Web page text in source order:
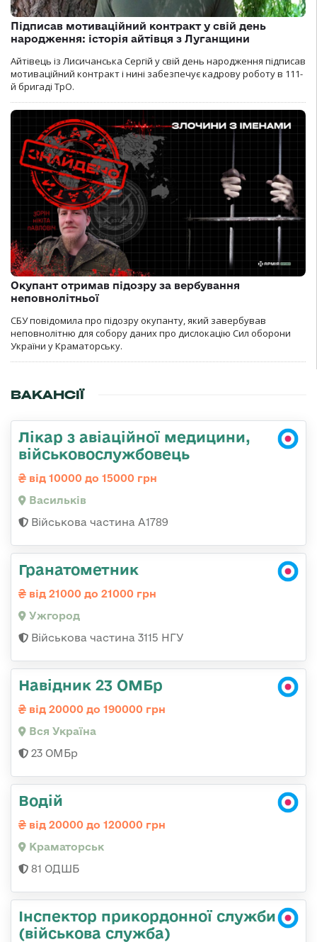
Підписав мотиваційний контракт у свій день
народження: історія айтівця з Луганщини
Айтівець із Лисичанська Сергій у свій день народження підписав
мотиваційний контракт і нині забезпечує кадрову роботу в 111-
й бригаді ТрО.
Окупант отримав підозру за вербування
неповнолітньої
СБУ повідомила про підозру окупанту, який завербував
неповнолітню для собору даних про дислокацію Сил оборони
України у Краматорську.
ВАКАНСІЇ
Лікар з авіаційної медицини,
військовослужбовець
від 10000 до 15000 грн
Васильків
Військова частина А1789
Гранатометник
від 21000 до 21000 грн
Ужгород
Військова частина 3115 НГУ
Навідник 23 ОМБр
від 20000 до 190000 грн
Вся Україна
23 ОМБр
Водій
від 20000 до 120000 грн
Краматорськ
81 ОДШБ
Інспектор прикордонної служби
(військова служба)